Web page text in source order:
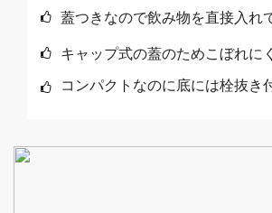
蓋つきなので飲み物を直接入れ
キャップ式の蓋のためこぼれに
コンパクトなのに底には栓抜き